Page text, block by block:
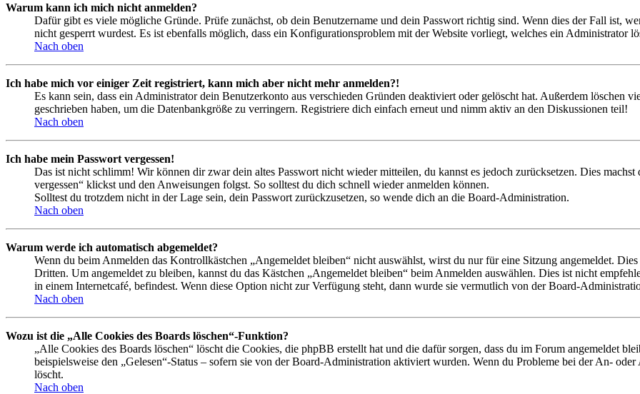
Warum kann ich mich nicht anmelden?
Dafür gibt es viele mögliche Gründe. Prüfe zunächst, ob dein Benutzername und dein Passwort richtig sind. Wenn dies der Fall ist,
nicht gesperrt wurdest. Es ist ebenfalls möglich, dass ein Konfigurationsproblem mit der Website vorliegt, welches ein Administrator
Nach oben
Ich habe mich vor einiger Zeit registriert, kann mich aber nicht mehr anmelden?!
Es kann sein, dass ein Administrator dein Benutzerkonto aus verschieden Gründen deaktiviert oder gelöscht hat. Außerdem löschen
geschrieben haben, um die Datenbankgröße zu verringern. Registriere dich einfach erneut und nimm aktiv an den Diskussionen teil!
Nach oben
Ich habe mein Passwort vergessen!
Das ist nicht schlimm! Wir können dir zwar dein altes Passwort nicht wieder mitteilen, du kannst es jedoch zurücksetzen. Dies
vergessen“ klickst und den Anweisungen folgst. So solltest du dich schnell wieder anmelden können.
Solltest du trotzdem nicht in der Lage sein, dein Passwort zurückzusetzen, so wende dich an die Board-Administration.
Nach oben
Warum werde ich automatisch abgemeldet?
Wenn du beim Anmelden das Kontrollkästchen „Angemeldet bleiben“ nicht auswählst, wirst du nur für eine Sitzung angemeldet.
Dritten. Um angemeldet zu bleiben, kannst du das Kästchen „Angemeldet bleiben“ beim Anmelden auswählen. Dies ist nicht
in einem Internetcafé, befindest. Wenn diese Option nicht zur Verfügung steht, dann wurde sie vermutlich von der Board-
Nach oben
Wozu ist die „Alle Cookies des Boards löschen“-Funktion?
„Alle Cookies des Boards löschen“ löscht die Cookies, die phpBB erstellt hat und die dafür sorgen, dass du im Forum angemeldet
beispielsweise den „Gelesen“-Status – sofern sie von der Board-Administration aktiviert wurden. Wenn du Probleme bei der An-
löscht.
Nach oben